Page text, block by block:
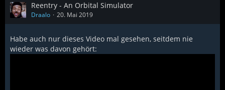
Reentry - An Orbital Simulator
Draalo 20. Mai 2019
Habe auch nur dieses Video mal gesehen, seitdem nie
wieder was davon gehört: